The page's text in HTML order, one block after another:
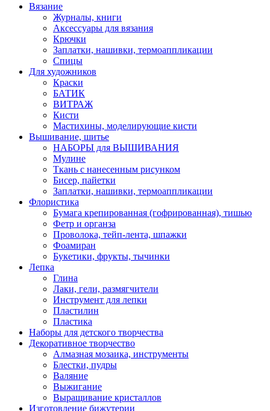
Вязание
Журналы, книги
Аксессуары для вязания
Крючки
Заплатки, нашивки, термоаппликации
Спицы
Для художников
Краски
БАТИК
ВИТРАЖ
Кисти
Мастихины, моделирующие кисти
Вышивание, шитье
НАБОРЫ для ВЫШИВАНИЯ
Мулине
Ткань с нанесенным рисунком
Бисер, пайетки
Заплатки, нашивки, термоаппликации
Флористика
Бумага крепированная (гофрированная), тишью
Фетр и органза
Проволока, тейп-лента, шпажки
Фоамиран
Букетики, фрукты, тычинки
Лепка
Глина
Лаки, гели, размягчители
Инструмент для лепки
Пластилин
Пластика
Наборы для детского творчества
Декоративное творчество
Алмазная мозаика, инструменты
Блестки, пудры
Валяние
Выжигание
Выращивание кристаллов
Изготовление бижутерии